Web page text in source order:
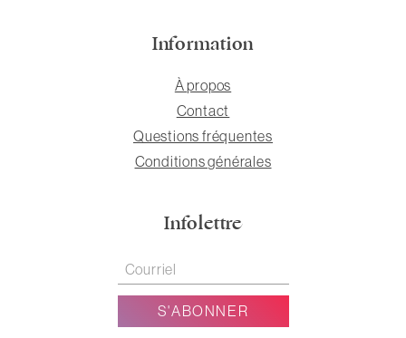
Information
À propos
Contact
Questions fréquentes
Conditions générales
Infolettre